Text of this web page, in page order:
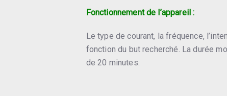
Fonctionnement de l’appareil :
Le type de courant, la fréquence,
fonction du but recherché. La durée
de 20 minutes.